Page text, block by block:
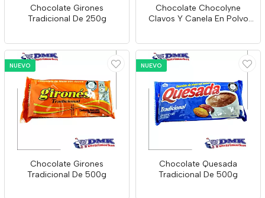
Chocolate Girones
Tradicional De 250g
Chocolate Chocolyne
Clavos Y Canela En Polvo
NUEVO
Chocolate Girones
Tradicional De 500g
NUEVO
Chocolate Quesada
Tradicional De 500g